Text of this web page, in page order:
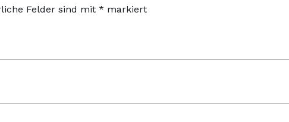
Felder sind mit * markiert